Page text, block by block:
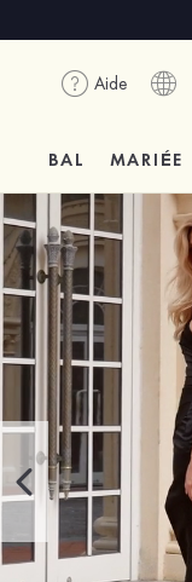
Aide
BAL MARIÉE